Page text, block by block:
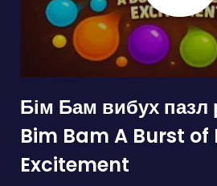
Бім Бам вибух пазл
Bim Bam A Burst of
Excitement